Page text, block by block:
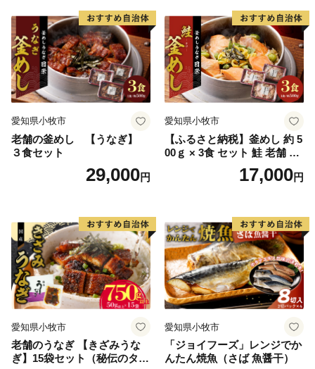
≪下松市は「ふるさと納税」に関する業務を株式会社サ
イネックスに委託しています。≫
▼手続き、お礼の品、お申込みについてのお問い合わせ
サイネックスふるさと納税センター
〒515-0045
三重県松阪市駅部田町101
TEL：0800-170-2092（フリーコール）
FAX：0800-111-2636（フリーコール）
※受付時間 午前10時～午後5時（土・日・祝除く）
取り寄せグルメ 魚醤 ナンプ
ラー 愛知県 小牧市 冷凍 送料
無料
愛知県小牧市
老舗の釜めし 【うなぎ】
３食セット
29,000円
愛知県小牧市
【ふるさと納税】釜めし 約 5
00ｇ × 3食 セット 鮭 老舗 急
速冷凍 レンチン 時短 簡単調
理 食品 加工品 海鮮 手作り
り寄せグルメ 愛知県 小牧市
送料無料
17,000円
愛知県小牧市
老舗のうなぎ 【きざみうな
ぎ】15袋セット（秘伝のタレ
愛知県小牧市
「ジョイフーズ」レンジでか
んたん焼魚（さば 魚醤干）